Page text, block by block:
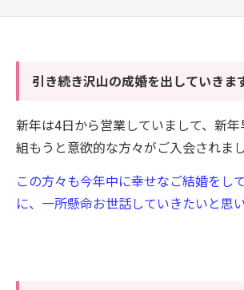
引き続き沢山の成婚を出していきま
新年は4日から営業していまして、新
組もうと意欲的な方々がご入会されまし
この方々も今年中に幸せなご結婚をし
に、一所懸命お世話していきたいと思い